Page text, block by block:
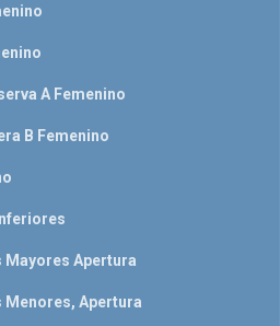
A Femenino
B Femenino
Apertura
Apertura